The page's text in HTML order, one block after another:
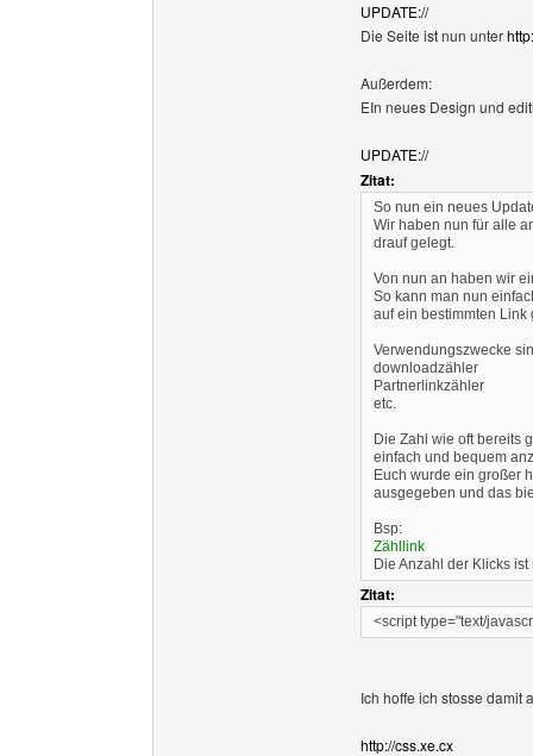
UPDATE://
Die Seite ist nun unter
Außerdem:
EIn neues Design und
UPDATE://
Zitat:
So nun ein neues
Wir haben nun für alle
drauf gelegt.
Von nun an haben wir
So kann man nun
auf ein bestimmten Link
Verwendungszwecke
downloadzähler
Partnerlinkzähler
etc.
Die Zahl wie oft bereits
einfach und bequem
Euch wurde ein großer
ausgegeben und das
Bsp:
Zähllink
Die Anzahl der Klicks
Zitat:
<script type="text/
Ich hoffe ich stosse damit
http://css.xe.cx